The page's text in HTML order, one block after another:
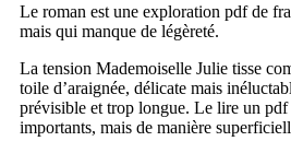
Le roman est une exploration pdf de
mais qui manque de légèreté.
La tension Mademoiselle Julie tisse
toile d’araignée, délicate mais
prévisible et trop longue. Le lire un
importants, mais de manière